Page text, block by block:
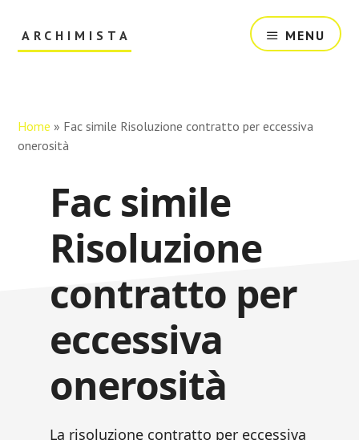
main
primaryARCHIMISTA
Online
MENU
Home » Fac simile Risoluzione contratto per eccessiva
onerosità​
Fac simile
Risoluzione
contratto per
eccessiva
onerosità​
La risoluzione contratto per eccessiva